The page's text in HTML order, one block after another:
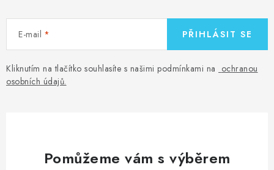
E-mail
Kliknutím na tlačítko souhlasíte s našimi podmínkami na ochranou
osobních údajů.
PŘIHLÁSIT SE
Pomůžeme vám s výběrem